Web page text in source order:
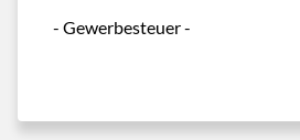
- Gewerbesteuer -